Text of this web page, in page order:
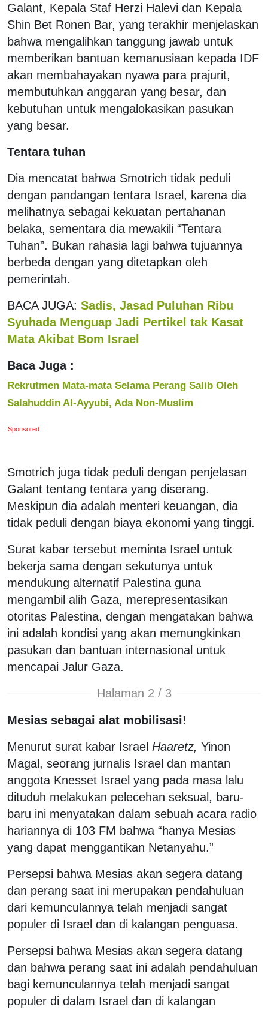
Galant, Kepala Staf Herzi Halevi dan Kepala
Shin Bet Ronen Bar, yang terakhir menjelaskan
bahwa mengalihkan tanggung jawab untuk
memberikan bantuan kemanusiaan kepada IDF
akan membahayakan nyawa para prajurit,
membutuhkan anggaran yang besar, dan
kebutuhan untuk mengalokasikan pasukan
yang besar.
Tentara tuhan
Dia mencatat bahwa Smotrich tidak peduli
dengan pandangan tentara Israel, karena dia
melihatnya sebagai kekuatan pertahanan
belaka, sementara dia mewakili “Tentara
Tuhan”. Bukan rahasia lagi bahwa tujuannya
berbeda dengan yang ditetapkan oleh
pemerintah.
BACA JUGA: Sadis, Jasad Puluhan Ribu
Syuhada Menguap Jadi Pertikel tak Kasat
Mata Akibat Bom Israel
Baca Juga :
Rekrutmen Mata-mata Selama Perang Salib Oleh
Salahuddin Al-Ayyubi, Ada Non-Muslim
Sponsored
Smotrich juga tidak peduli dengan penjelasan
Galant tentang tentara yang diserang.
Meskipun dia adalah menteri keuangan, dia
tidak peduli dengan biaya ekonomi yang tinggi.
Surat kabar tersebut meminta Israel untuk
bekerja sama dengan sekutunya untuk
mendukung alternatif Palestina guna
mengambil alih Gaza, merepresentasikan
otoritas Palestina, dengan mengatakan bahwa
ini adalah kondisi yang akan memungkinkan
pasukan dan bantuan internasional untuk
mencapai Jalur Gaza.
Halaman 2 / 3
Mesias sebagai alat mobilisasi!
Menurut surat kabar Israel Haaretz, Yinon
Magal, seorang jurnalis Israel dan mantan
anggota Knesset Israel yang pada masa lalu
dituduh melakukan pelecehan seksual, baru-
baru ini menyatakan dalam sebuah acara radio
hariannya di 103 FM bahwa “hanya Mesias
yang dapat menggantikan Netanyahu.”
Persepsi bahwa Mesias akan segera datang
dan perang saat ini merupakan pendahuluan
dari kemunculannya telah menjadi sangat
populer di Israel dan di kalangan penguasa.
Persepsi bahwa Mesias akan segera datang
dan bahwa perang saat ini adalah pendahuluan
bagi kemunculannya telah menjadi sangat
populer di dalam Israel dan di kalangan